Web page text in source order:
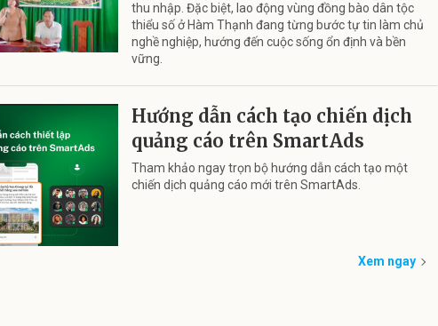
thu nhập. Đặc biệt, lao động vùng đồng bào dân tộc
thiểu số ở Hàm Thạnh đang từng bước tự tin làm chủ
nghề nghiệp, hướng đến cuộc sống ổn định và bền
vững.
Hướng dẫn cách tạo chiến dịch
quảng cáo trên SmartAds
Tham khảo ngay trọn bộ hướng dẫn cách tạo một
chiến dịch quảng cáo mới trên SmartAds.
Xem ngay